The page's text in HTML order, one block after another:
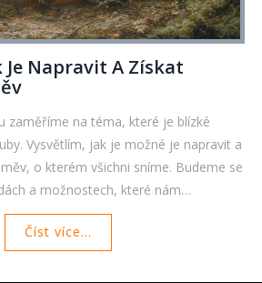
Je Napravit A Získat
zaměříme na téma, které je blízké
Vysvětlím, jak je možné je napravit a
o kterém všichni sníme. Budeme se
a možnostech, které nám
přiznejme si, nic není lepšího, než
a plní sebevědomí usmívat. Tak
Číst více...